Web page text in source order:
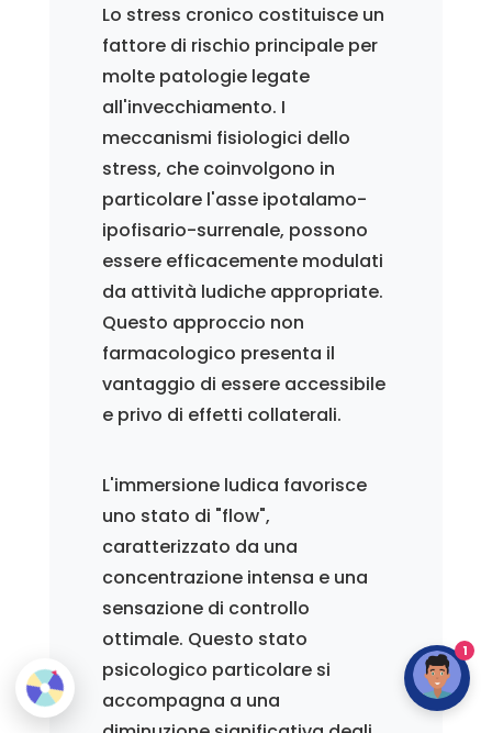
Lo stress cronico costituisce un
fattore di rischio principale per
molte patologie legate
all'invecchiamento. I
meccanismi fisiologici dello
stress, che coinvolgono in
particolare l'asse ipotalamo-
ipofisario-surrenale, possono
essere efficacemente modulati
da attività ludiche appropriate.
Questo approccio non
farmacologico presenta il
vantaggio di essere accessibile
e privo di effetti collaterali.
L'immersione ludica favorisce
uno stato di "flow",
caratterizzato da una
concentrazione intensa e una
sensazione di controllo
ottimale. Questo stato
psicologico particolare si
accompagna a una
1